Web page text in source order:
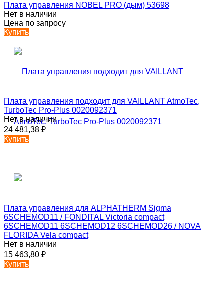
Плата управления NOBEL PRO (дым) 53698
Нет в наличии
Цена по запросу
Купить
Плата управления подходит для VAILLANT AtmoTec,
TurboTec Pro-Plus 0020092371
Нет в наличии
24 481,38 ₽
Купить
Плата управления для ALPHATHERM Sigma
6SCHEMOD11 / FONDITAL Victoria compact
6SCHEMOD11 6SCHEMOD12 6SCHEMOD26 / NOVA
FLORIDA Vela compact
Нет в наличии
15 463,80 ₽
Купить